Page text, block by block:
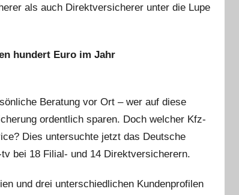
als auch Direktversicherer unter die Lupe
hundert Euro im Jahr
Beratung vor Ort – wer auf diese
ordentlich sparen. Doch welcher Kfz-
Dies untersuchte jetzt das Deutsche
bei 18 Filial- und 14 Direktversicherern.
und drei unterschiedlichen Kundenprofilen